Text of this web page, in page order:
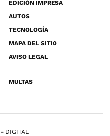
EDICIÓN IMPRESA
AUTOS
TECNOLOGÍA
MAPA DEL SITIO
AVISO LEGAL
MULTAS
DIGITAL